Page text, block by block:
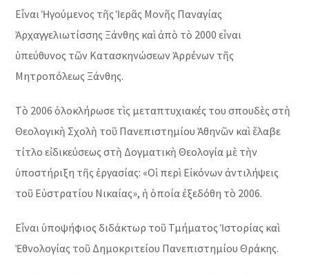
Εἶναι Ἡγούμενος τῆς Ἱερᾶς Μονῆς Παναγίας
Ἀρχαγγελιωτίσσης Ξάνθης καὶ ἀπὸ τὸ 2000 εἶναι
ὑπεύθυνος τῶν Kατασκηνώσεων Ἀρρένων τῆς
Μητροπόλεως Ξάνθης.
Τὸ 2006 ὁλοκλήρωσε τὶς μεταπτυχιακές του σπουδὲς στὴ
Θεολογικὴ Σχολὴ τοῦ Πανεπιστημίου Ἀθηνῶν καὶ ἔλαβε
τίτλο εἰδικεύσεως στὴ Δογματικὴ Θεολογία μὲ τὴν
ὑποστήριξη τῆς ἐργασίας: «Οἱ περὶ Εἰκόνων ἀντιλήψεις
τοῦ Εὐστρατίου Νικαίας», ἡ ὁποία ἐξεδόθη τὸ 2006.
Εἶναι ὑποψήφιος διδάκτωρ τοῦ Τμήματος Ἱστορίας καὶ
Ἐθνολογίας τοῦ Δημοκριτείου Πανεπιστημίου Θράκης.